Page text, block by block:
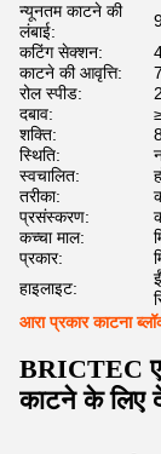
न्यूनतम काटने की
लंबाई:
कटिंग सेक्शन:
काटने की आवृत्ति:
रोल स्पीड:
दबाव:
शक्ति:
स्थिति:
स्वचालित:
तरीका:
प्रसंस्करण:
कच्चा माल:
प्रकार:
हाइलाइट:
आरा प्रकार काटना
BRICTEC
काटने के लिए